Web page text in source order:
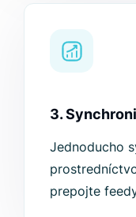
3.
Jednoducho
prepojte